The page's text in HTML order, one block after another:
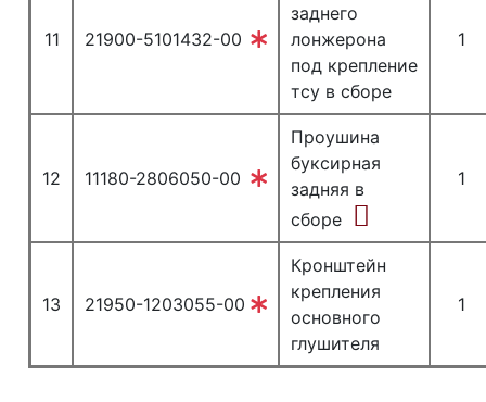
11 21900-5101432-00
заднего
лонжерона
под крепление
тсу в сборе
1
12 11180-2806050-00
Проушина
буксирная
задняя в
сборе
1
13 21950-1203055-00
Кронштейн
крепления
основного
глушителя
1